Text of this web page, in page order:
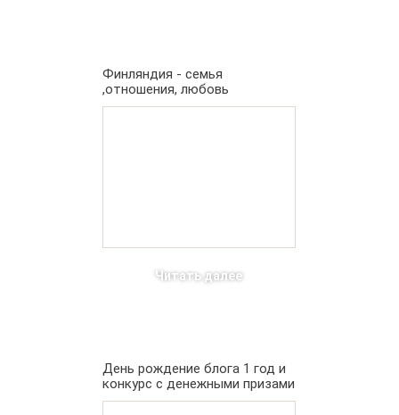
Финляндия - семья
,отношения, любовь
Читать далее
День рождение блога 1 год и
конкурс с денежными призами